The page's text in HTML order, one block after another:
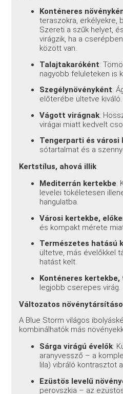
Konténeres
teraszokra, erkélyekre,
Szereti a szűk helyet,
virágzik, ha a
között van.
Talajtakaróként:
nagyobb felületeken is
Szegélynövényként:
előterébe ültetve kiváló.
Vágott virágnak:
virágai miatt kedvelt
Tengerparti és városi
sótartalmat és a
Kertstílus, ahová illik
Mediterrán kertekbe:
levelei tökéletesen
hangulatba.
Városi kertekbe,
és kompakt mérete
Természetes hatású
ültetve, más évelőkkel
hatást kelt.
Konténeres kertekbe,
legjobb cserepes virág.
Változatos
A Blue Storm világos
kombinálhatók más
Sárga virágú évelők:
aranyvessző – a
lila) vibráló kontrasztot
Ezüstös levelű
perovszkia – az